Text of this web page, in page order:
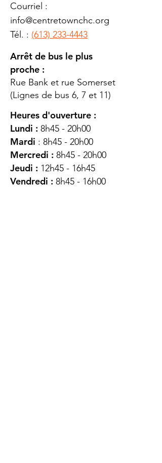
Courriel :
info@centretownchc.org
Tél. : (613) 233-4443
Arrêt de bus le plus
proche :
Rue Bank et rue Somerset
(Lignes de bus 6, 7 et 11)
Heures d'ouverture :
Lundi : 8h45 - 20h00
Mardi : 8h45 - 20h00
Mercredi : 8h45 - 20h00
Jeudi : 12h45 - 16h45
Vendredi : 8h45 - 16h00